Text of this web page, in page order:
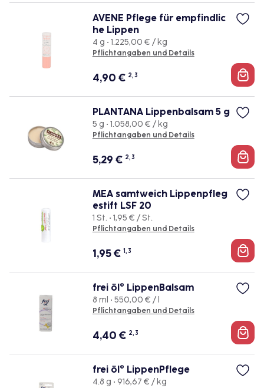
AVENE Pflege für empfindlic
he Lippen
4 g • 1.225,00 € / kg
Pflichtangaben und Details
4,90 € 2, 3
PLANTANA Lippenbalsam 5 g
5 g • 1.058,00 € / kg
Pflichtangaben und Details
5,29 € 2, 3
MEA samtweich Lippenpfleg
estift LSF 20
1 St. • 1,95 € / St.
Pflichtangaben und Details
1,95€ 1, 3
frei öl® LippenBalsam
8 ml • 550,00 € / l
Pflichtangaben und Details
4,40 € 2, 3
frei öl® LippenPflege
4.8 g • 916,67 € / kg